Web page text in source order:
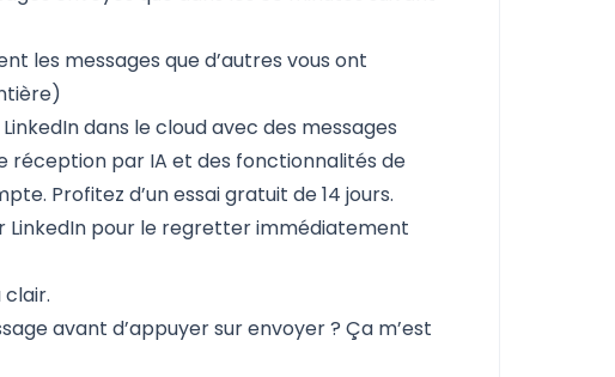
les messages que d’autres vous ont
dans le cloud avec des messages
réception par IA et des fonctionnalités de
Profitez d’unessai gratuit de 14 jours.
LinkedIn pour le regretter immédiatement
clair.
avant d’appuyer sur envoyer ? Ça m’est